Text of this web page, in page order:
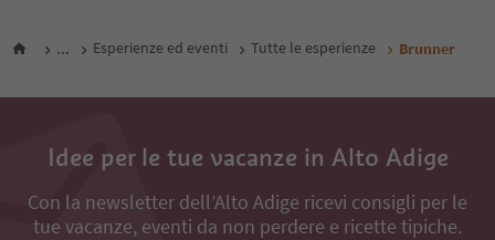
... Esperienze ed eventi Tutte le esperienze Brunner
Idee per le tue vacanze in Alto Adige
Con la newsletter dell’Alto Adige ricevi consigli per le
tue vacanze, eventi da non perdere e ricette tipiche.